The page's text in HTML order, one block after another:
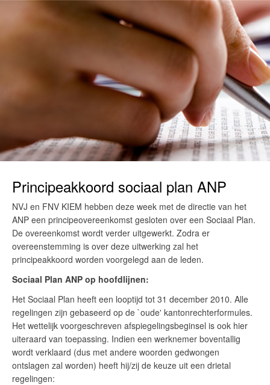
Principeakkoord sociaal plan ANP
NVJ en FNV KIEM hebben deze week met de directie van het
ANP een principeovereenkomst gesloten over een Sociaal Plan.
De overeenkomst wordt verder uitgewerkt. Zodra er
overeenstemming is over deze uitwerking zal het
principeakkoord worden voorgelegd aan de leden.
Sociaal Plan ANP op hoofdlijnen:
Het Sociaal Plan heeft een looptijd tot 31 december 2010. Alle
regelingen zijn gebaseerd op de `oude' kantonrechterformules.
Het wettelijk voorgeschreven afspiegelingsbeginsel is ook hier
uiteraard van toepassing. Indien een werknemer boventallig
wordt verklaard (dus met andere woorden gedwongen
ontslagen zal worden) heeft hij/zij de keuze uit een drietal
regelingen: